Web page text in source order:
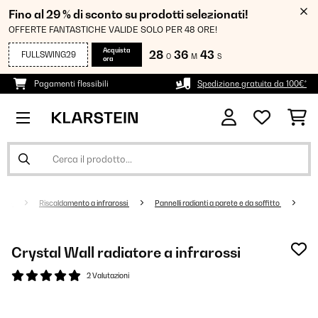
Fino al 29 % di sconto su prodotti selezionati!
OFFERTE FANTASTICHE VALIDE SOLO PER 48 ORE!
FULLSWING29
Acquista
ora
28 O 36 M 43 S
Pagamenti flessibili Spedizione gratuita da 100€*
Riscaldamento a infrarossi Pannelli radianti a parete e da soffitto
Crystal Wall radiatore a infrarossi
2 Valutazioni